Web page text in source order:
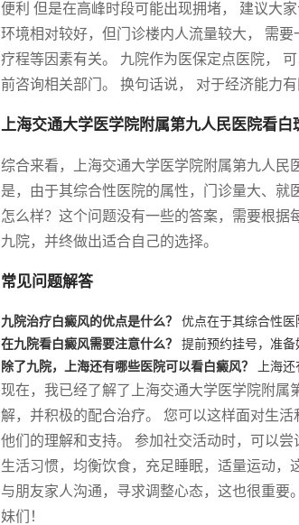
便利 但是在高峰时段可能出现拥堵， 建议大
环境相对较好，但门诊楼内人流量较大， 需
疗程等因素有关。 九院作为医保定点医院，
前咨询相关部门。 换句话说， 对于经济能力
上海交通大学医学院附属第九人民医院看白
综合来看，上海交通大学医学院附属第九人民
是，由于其综合性医院的属性，门诊量大、
怎么样？这个问题没有一些的答案，需要根
九院，并终做出适合自己的选择。
常见问题解答
九院治疗白癜风的优点是什么？
优点在于其综合性医
在九院看白癜风需要注意什么？
提前预约挂号，准备
除了九院，上海还有哪些医院可以看白癜风？
上海
现在，我已经了解了上海交通大学医学院附属
解，并积极的配合治疗。 您可以这样面对生
他们的理解和支持。 参加社交活动时，可以
生活习惯，均衡饮食，充足睡眠，适量运动
与朋友家人沟通，寻求调整心态，这也很重要
妹们！